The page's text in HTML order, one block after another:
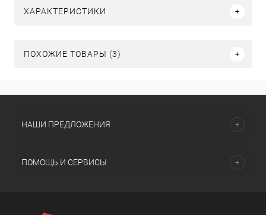
ХАРАКТЕРИСТИКИ
ПОХОЖИЕ ТОВАРЫ (3)
НАШИ ПРЕДЛОЖЕНИЯ
ПОМОЩЬ И СЕРВИСЫ